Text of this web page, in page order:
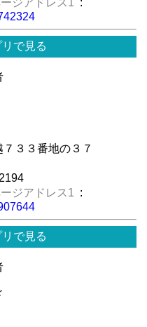
ジアドレス1 :
リで見る
３３番地の３７
ジアドレス1 :
リで見る